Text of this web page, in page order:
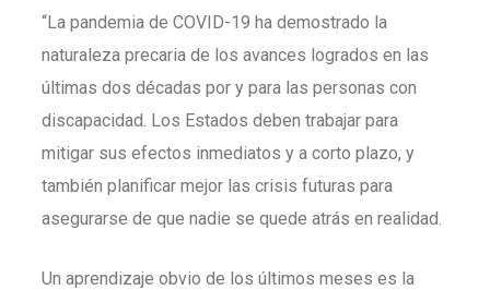
“La pandemia de COVID-19 ha demostrado la
naturaleza precaria de los avances logrados en las
últimas dos décadas por y para las personas con
discapacidad. Los Estados deben trabajar para
mitigar sus efectos inmediatos y a corto plazo, y
también planificar mejor las crisis futuras para
asegurarse de que nadie se quede atrás en realidad.
Un aprendizaje obvio de los últimos meses es la